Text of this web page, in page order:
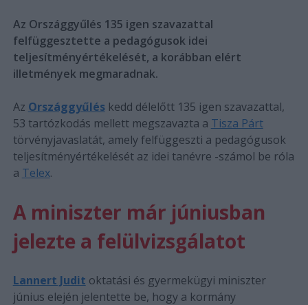
Az Országgyűlés 135 igen szavazattal
felfüggesztette a pedagógusok idei
teljesítményértékelését, a korábban elért
illetmények megmaradnak.
Az Országgyűléskedd délelőtt 135 igen szavazattal,
53 tartózkodás mellett megszavazta a Tisza Párt
törvényjavaslatát, amely felfüggeszti a pedagógusok
teljesítményértékelését az idei tanévre -számol be róla
a Telex.
A miniszter már júniusban
jelezte a felülvizsgálatot
Lannert Judit oktatási és gyermekügyi miniszter
június elején jelentette be, hogy a kormány